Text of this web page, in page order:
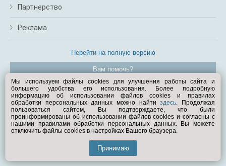
Партнерство
Реклама
Перейти на полную версию
Вам помочь?
© Exist.ru 1998—2026
Мы используем файлы cookies для улучшения работы сайта и
большего удобства его использования. Более подробную
информацию об использовании файлов cookies и правилах
обработки персональных данных можно найтиздесь. Продолжая
пользоваться сайтом, Вы подтверждаете, что были
проинформированы об использовании файлов cookies и согласны с
нашими правилами обработки персональных данных. Вы можете
отключить файлы cookies в настройках Вашего браузера.
Принимаю